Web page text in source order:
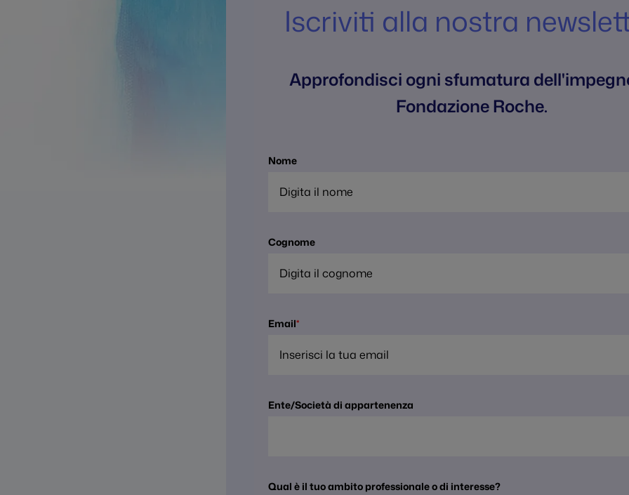
Iscriviti alla nostra
Approfondisci ogni sfumatura
Fondazione Roche.
Nome
Cognome
Email*
Ente/Società di appartenenza
Qual è il tuo ambito professionale o di interesse?